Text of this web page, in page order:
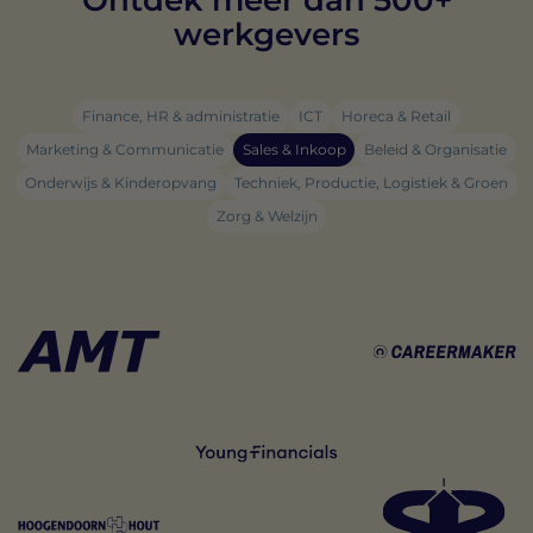
werkgevers
Finance, HR & administratie ICT
Horeca & Retail
Marketing & Communicatie
Sales & Inkoop
Beleid & Organisatie
Onderwijs & Kinderopvang
Techniek, Productie, Logistiek & Groen
Zorg & Welzijn